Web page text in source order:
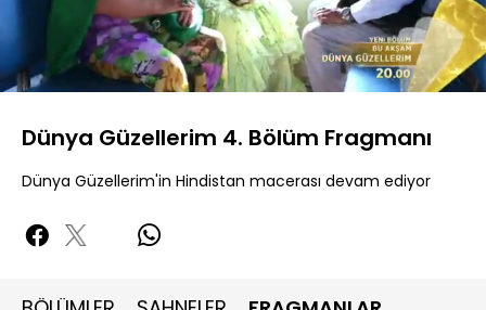
Sesi
Aç
360P
Yüklendi:
94.71%
Oynatma
Hızı
Dünya Güzellerim 4. Bölüm Fragmanı
Dünya Güzellerim'in Hindistan macerası devam ediyor